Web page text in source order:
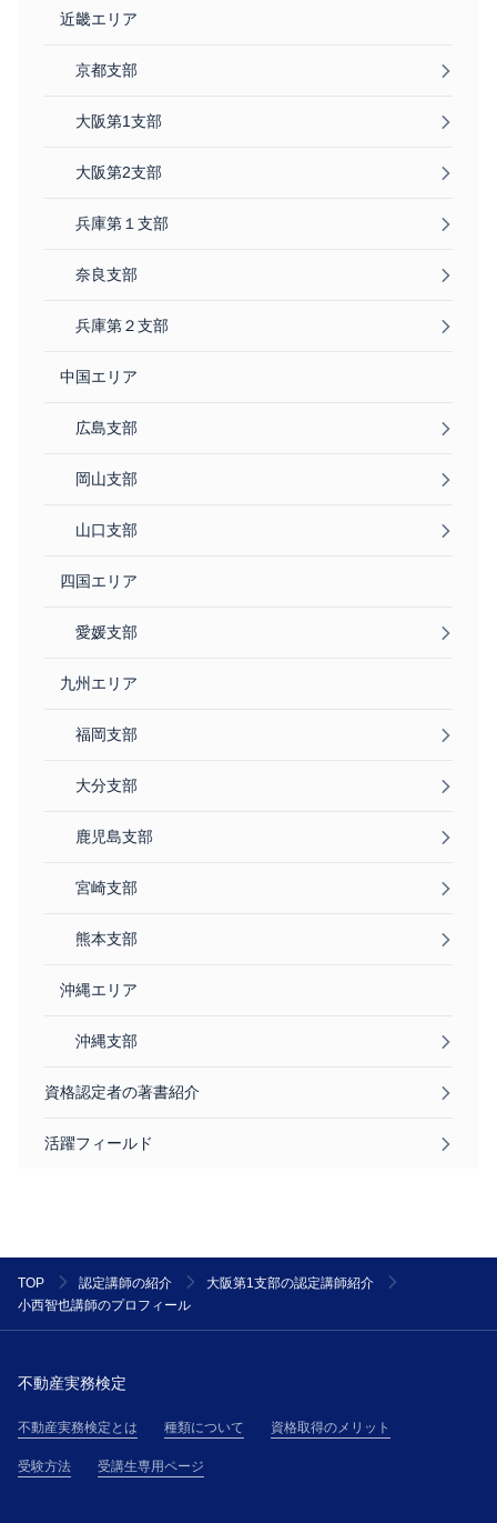
近畿エリア
京都支部
大阪第1支部
大阪第2支部
兵庫第１支部
奈良支部
兵庫第２支部
中国エリア
広島支部
岡山支部
山口支部
四国エリア
愛媛支部
九州エリア
福岡支部
大分支部
鹿児島支部
宮崎支部
熊本支部
沖縄エリア
沖縄支部
資格認定者の著書紹介
活躍フィールド
TOP 認定講師の紹介
大阪第1支部の認定講師紹介
小西智也講師のプロフィール
不動産実務検定
不動産実務検定とは 種類について 資格取得のメリット
受験方法 受講生専用ページ